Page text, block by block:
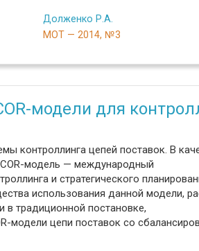
Долженко Р.А.
МОТ — 2014, №3
модели для
контроллинга цепей поставок. В
модель — международный
и стратегического
использования данной модели,
в традиционной постановке,
модели цепи поставок со